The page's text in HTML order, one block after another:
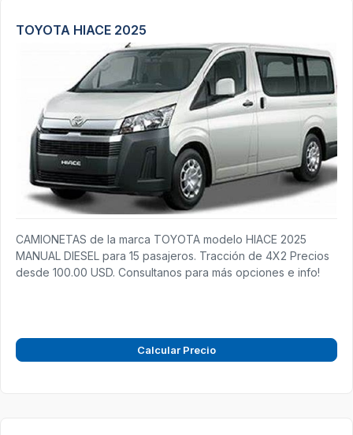
TOYOTA HIACE 2025
CAMIONETAS de la marca TOYOTA modelo HIACE 2025
MANUAL DIESEL para 15 pasajeros. Tracción de 4X2 Precios
desde 100.00 USD. Consultanos para más opciones e info!
Calcular Precio